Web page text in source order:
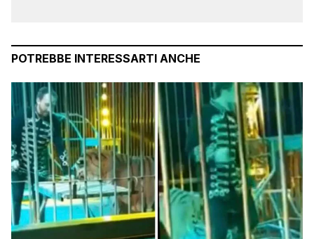
POTREBBE INTERESSARTI ANCHE